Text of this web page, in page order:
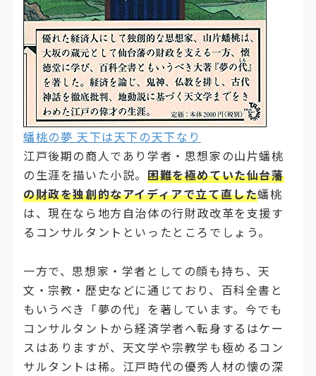
蟠桃の夢 天下は天下の天下なり
江戸後期の商人であり学者・思想家の山片蟠桃
の生涯を描いた小説。 困難を極めていた仙台藩
の財政を独創的なアイディアで立て直した蟠桃
は、現在なら地方自治体の行財政改革を支援す
るコンサルタントといったところでしょう。
一方で、思想家・学者としての顔も持ち、天
文・宗教・歴史などに通じており、百科全書と
もいうべき「夢の代」を著しています。今でも
コンサルタントから経済学者へ転身するはケー
スはありますが、天文学や宗教学も極めるコン
サルタントは稀。江戸時代の優秀人材の懐の深